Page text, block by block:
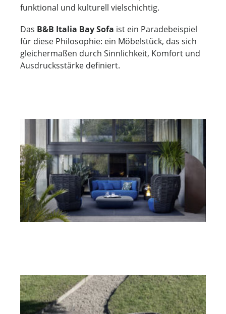
funktional und kulturell vielschichtig.
Das B&B Italia Bay Sofa ist ein Paradebeispiel
für diese Philosophie: ein Möbelstück, das sich
gleichermaßen durch Sinnlichkeit, Komfort und
Ausdrucksstärke definiert.